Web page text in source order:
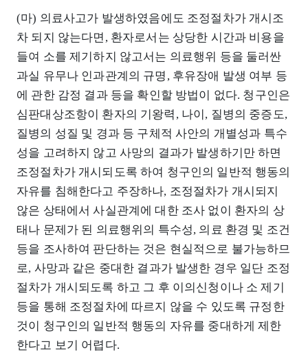
(마) 의료사고가 발생하였음에도 조정절차가 개시조
차 되지 않는다면, 환자로서는 상당한 시간과 비용을
들여 소를 제기하지 않고서는 의료행위 등을 둘러싼
과실 유무나 인과관계의 규명, 후유장애 발생 여부 등
에 관한 감정 결과 등을 확인할 방법이 없다. 청구인은
심판대상조항이 환자의 기왕력, 나이, 질병의 중증도,
질병의 성질 및 경과 등 구체적 사안의 개별성과 특수
성을 고려하지 않고 사망의 결과가 발생하기만 하면
조정절차가 개시되도록 하여 청구인의 일반적 행동의
자유를 침해한다고 주장하나, 조정절차가 개시되지
않은 상태에서 사실관계에 대한 조사 없이 환자의 상
태나 문제가 된 의료행위의 특수성, 의료 환경 및 조건
등을 조사하여 판단하는 것은 현실적으로 불가능하므
로, 사망과 같은 중대한 결과가 발생한 경우 일단 조정
절차가 개시되도록 하고 그 후 이의신청이나 소 제기
등을 통해 조정절차에 따르지 않을 수 있도록 규정한
것이 청구인의 일반적 행동의 자유를 중대하게 제한
한다고 보기 어렵다.